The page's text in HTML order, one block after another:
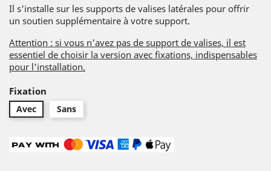
Il s'installe sur les supports de valises latérales pour offrir
un soutien supplémentaire à votre support.
Attention : si vous n'avez pas de support de valises, il est
essentiel de choisir la version avec fixations, indispensables
pour l'installation.
Fixation
Avec Sans